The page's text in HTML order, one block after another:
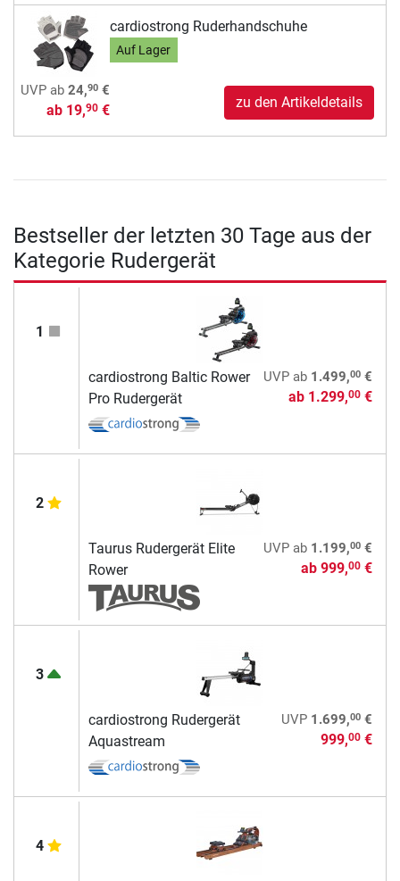
cardiostrong Ruderhandschuhe
Auf Lager
UVPab 24,90€
ab 19,90€ zu den Artikeldetails
Bestseller der letzten 30 Tage aus der
Kategorie Rudergerät
1
cardiostrong Baltic Rower
Pro Rudergerät
UVPab 1.499,00€
ab 1.299,00€
2
Taurus Rudergerät Elite
Rower
UVPab 1.199,00€
ab 999,00€
3
cardiostrong Rudergerät
Aquastream
UVP 1.699,00€
999,00€
4